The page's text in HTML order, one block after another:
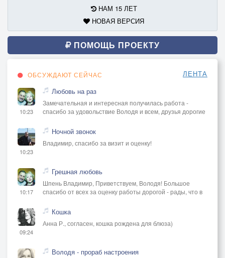
НАМ 15 ЛЕТ
НОВАЯ ВЕРСИЯ
ПОМОЩЬ ПРОЕКТУ
ОБСУЖДАЮТ СЕЙЧАС ЛЕНТА
10:23
Любовь на раз
Замечательная и интересная получилась работа -
спасибо за удовольствие Володя и всем, друзья дорогие
10:23
Ночной звонок
Владимир, спасибо за визит и оценку!
10:17
Грешная любовь
Шпень Владимир, Приветствуем, Володя! Большое
спасибо от всех за оценку работы дорогой - рады, что в
09:24
Кошка
Анна Р., согласен, кошка рождена для блюза)
Володя - прораб настроения